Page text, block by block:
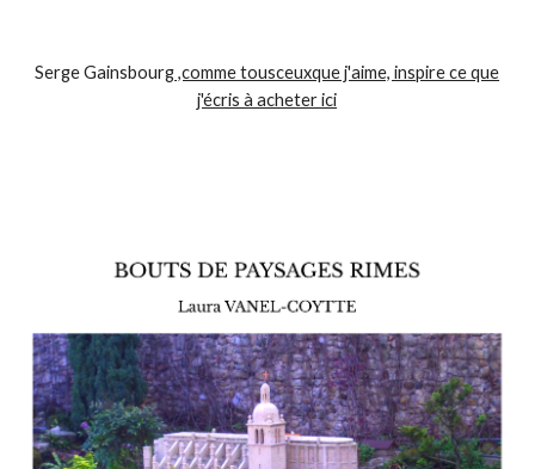
Serge Gainsbourg,comme tousceuxque j'aime, inspire ce que
j'écris à acheter ici